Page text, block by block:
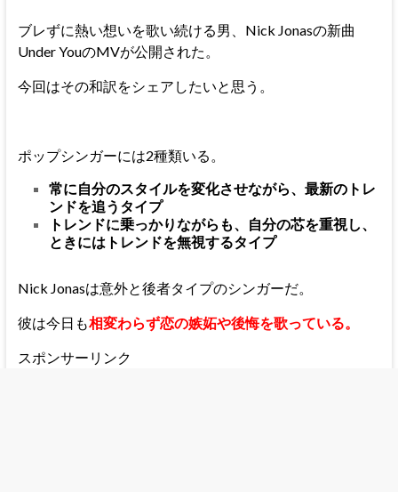
ブレずに熱い想いを歌い続ける男、Nick Jonasの新曲
Under YouのMVが公開された。
今回はその和訳をシェアしたいと思う。
ポップシンガーには2種類いる。
常に自分のスタイルを変化させながら、最新のトレ
ンドを追うタイプ
トレンドに乗っかりながらも、自分の芯を重視し、
ときにはトレンドを無視するタイプ
Nick Jonasは意外と後者タイプのシンガーだ。
彼は今日も相変わらず恋の嫉妬や後悔を歌っている。
スポンサーリンク